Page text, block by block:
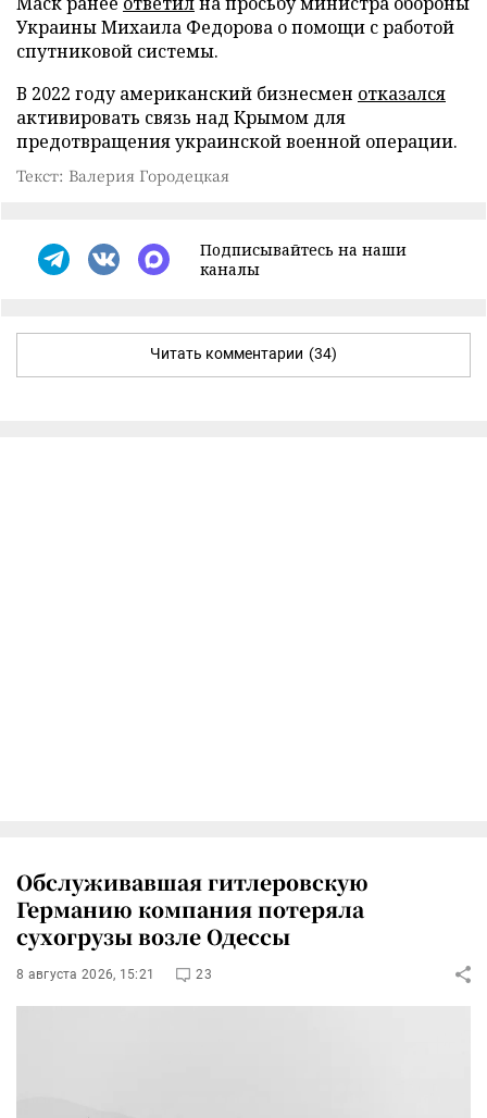
Украины Михаила Федорова о помощи с работой
спутниковой системы.
В 2022 году американский бизнесмен отказался
активировать связь над Крымом для
предотвращения украинской военной операции.
Текст: Валерия Городецкая
Подписывайтесь на наши
каналы
Читать комментарии (34)
Обслуживавшая гитлеровскую
Германию компания потеряла
сухогрузы возле Одессы
8 августа 2026, 15:21 23